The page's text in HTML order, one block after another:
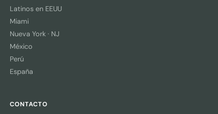
Latinos en EEUU
Miami
Nueva York · NJ
México
Perú
España
CONTACTO